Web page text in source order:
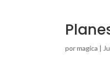
pormagica |